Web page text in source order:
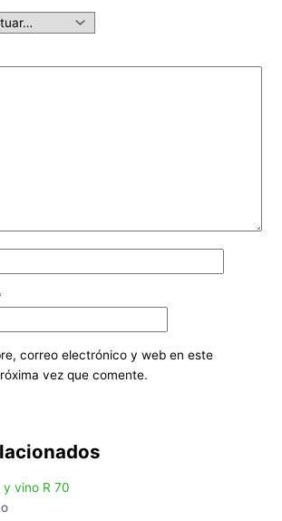
correo electrónico y web en este
vez que comente.